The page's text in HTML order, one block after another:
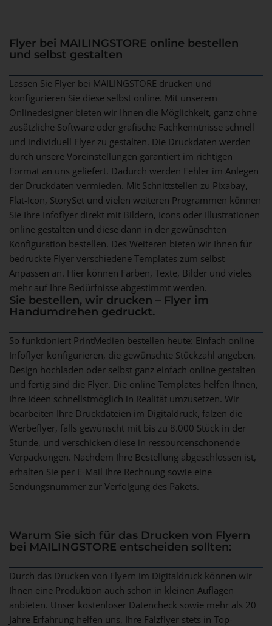
Flyer bei MAILINGSTORE online bestellen
und selbst gestalten
Lassen Sie Flyer bei MAILINGSTORE drucken und
konfigurieren Sie diese selbst online. Mit unserem
Onlinedesigner bieten wir Ihnen die Möglichkeit, ganz ohne
zusätzliche Software oder grafische Fachkenntnisse schnell
und individuell Flyer zu gestalten. Die Druckdaten werden
durch unsere Voreinstellungen garantiert im richtigen
Format an uns geliefert. Dadurch werden Fehler im Anlegen
der Druckdaten vermieden. Mit Schnittstellen zu Pixabay,
Flat-Icon, StorySet und vielen weiteren Programmen können
Sie Ihre Infoflyer direkt mit Bildern, Icons oder Illustrationen
online gestalten und diese dann in der gewünschten
Konfiguration bestellen. Des Weiteren bieten wir Ihnen für
bedruckte Flyer verschiedene Templates zum selbst
Anpassen an. Hier können Farben, Texte, Bilder und vieles
mehr auf Ihre Bedürfnisse abgestimmt werden.
Sie bestellen, wir drucken – Flyer im
Handumdrehen gedruckt.
So funktioniert PrintMedien bestellen heute: Einfach online
Infoflyer konfigurieren, die gewünschte Stückzahl angeben,
Design hochladen oder selbst ganz einfach online gestalten
und fertig sind die Flyer. Die online Templates helfen Ihnen,
Ihre Ideen schnellstmöglich in Realität umzusetzen. Wir
bearbeiten Ihre Druckdateien im Digitaldruck, falzen die
Werbeflyer, falls gewünscht mit bis zu 8.000 Stück in der
Stunde, und verschicken diese in ressourcenschonende
Verpackungen. Nachdem Ihre Bestellung abgeschlossen ist,
erhalten Sie per E-Mail Ihre Rechnung sowie eine
Sendungsnummer zur Verfolgung des Pakets.
Warum Sie sich für das Drucken von Flyern
bei MAILINGSTORE entscheiden sollten:
Durch das Drucken von Flyern im Digitaldruck können wir
Ihnen eine Produktion auch schon in kleinen Auflagen
anbieten. Unser kostenloser Datencheck sowie mehr als 20
Jahre Erfahrung helfen uns, Ihre Falzflyer stets in Top-